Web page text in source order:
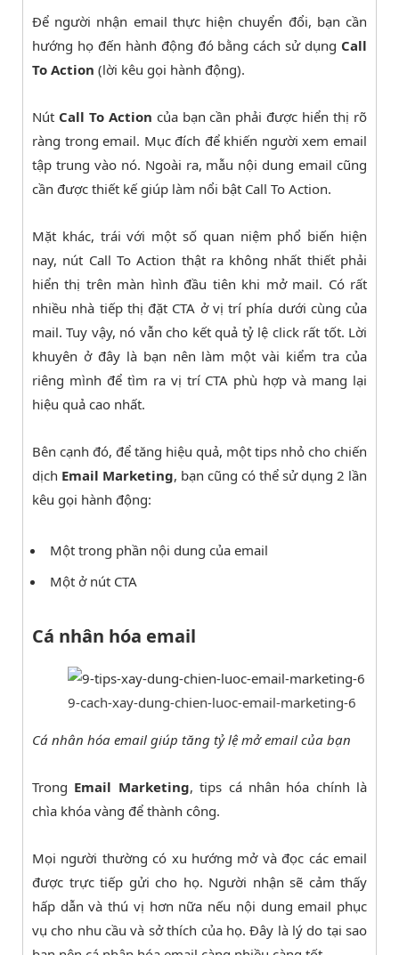
Để người nhận email thực hiện chuyển đổi, bạn cần
hướng họ đến hành động đó bằng cách sử dụng Call
To Action (lời kêu gọi hành động).
Nút Call To Action của bạn cần phải được hiển thị rõ
ràng trong email. Mục đích để khiến người xem email
tập trung vào nó. Ngoài ra, mẫu nội dung email cũng
cần được thiết kế giúp làm nổi bật Call To Action.
Mặt khác, trái với một số quan niệm phổ biến hiện
nay, nút Call To Action thật ra không nhất thiết phải
hiển thị trên màn hình đầu tiên khi mở mail. Có rất
nhiều nhà tiếp thị đặt CTA ở vị trí phía dưới cùng của
mail. Tuy vậy, nó vẫn cho kết quả tỷ lệ click rất tốt. Lời
khuyên ở đây là bạn nên làm một vài kiểm tra của
riêng mình để tìm ra vị trí CTA phù hợp và mang lại
hiệu quả cao nhất.
Bên cạnh đó, để tăng hiệu quả, một tips nhỏ cho chiến
dịch Email Marketing, bạn cũng có thể sử dụng 2 lần
kêu gọi hành động:
Một trong phần nội dung của email
Một ở nút CTA
Cá nhân hóa email
9-cach-xay-dung-chien-luoc-email-marketing-6
Cá nhân hóa email giúp tăng tỷ lệ mở email của bạn
Trong Email Marketing, tips cá nhân hóa chính là
chìa khóa vàng để thành công.
Mọi người thường có xu hướng mở và đọc các email
được trực tiếp gửi cho họ. Người nhận sẽ cảm thấy
hấp dẫn và thú vị hơn nữa nếu nội dung email phục
vụ cho nhu cầu và sở thích của họ. Đây là lý do tại sao